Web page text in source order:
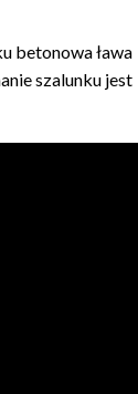
betonowa ława
szalunku jest